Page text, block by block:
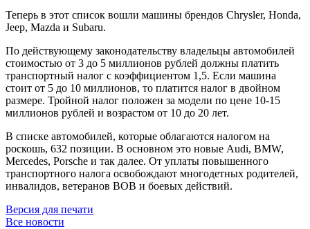
Теперь в этот список вошли машины брендов Chrysler, Honda,
Jeep, Mazda и Subaru.
По действующему законодательству владельцы автомобилей
стоимостью от 3 до 5 миллионов рублей должны платить
транспортный налог с коэффициентом 1,5. Если машина
стоит от 5 до 10 миллионов, то платится налог в двойном
размере. Тройной налог положен за модели по цене 10-15
миллионов рублей и возрастом от 10 до 20 лет.
В списке автомобилей, которые облагаются налогом на
роскошь, 632 позиции. В основном это новые Audi, BMW,
Mercedes, Porsche и так далее. От уплаты повышенного
транспортного налога освобождают многодетных родителей,
инвалидов, ветеранов ВОВ и боевых действий.
Версия для печати
Все новости